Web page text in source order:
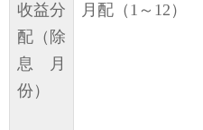
收益分
配（除
息月
份）
月配（1～12）